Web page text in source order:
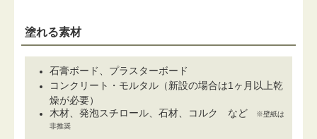
塗れる素材
石膏ボード、プラスターボード
コンクリート・モルタル（新設の場合は1ヶ月以上乾
燥が必要）
木材、発泡スチロール、石材、コルク など ※壁紙は
非推奨